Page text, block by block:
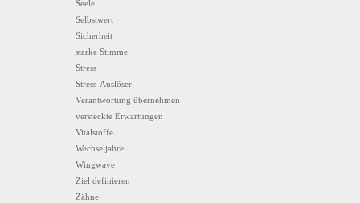
Seele
Selbstwert
Sicherheit
starke Stimme
Stress
Stress-Auslöser
Verantwortung übernehmen
versteckte Erwartungen
Vitalstoffe
Wechseljahre
Wingwave
Ziel definieren
Zähne